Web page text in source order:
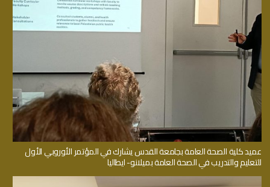
عميد كلية الصحة العامة بجامعة القدس يشارك في المؤتمر الأوروبي الأول
للتعليم والتدريب في الصحة العامة بميلانو- ايطاليا